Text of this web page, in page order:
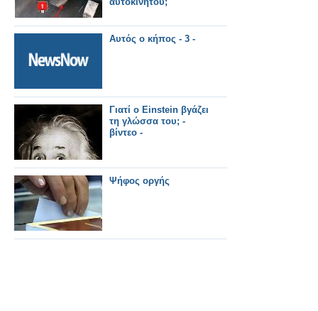
Αυτός ο κήπος - 3 -
Γιατί ο Einstein βγάζει
τη γλώσσα του; -
βίντεο -
Ψήφος οργής